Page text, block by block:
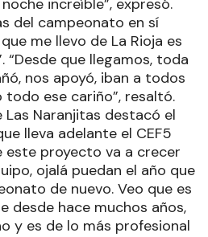
increíble”, expresó.
del campeonato en sí
me llevo de La Rioja es
“Desde que llegamos, toda
nos apoyó, iban a todos
ese cariño”, resaltó.
Las Naranjitas destacó el
lleva adelante el CEF5
este proyecto va a crecer
ojalá puedan el año que
de nuevo. Veo que es
desde hace muchos años,
y es de lo más profesional